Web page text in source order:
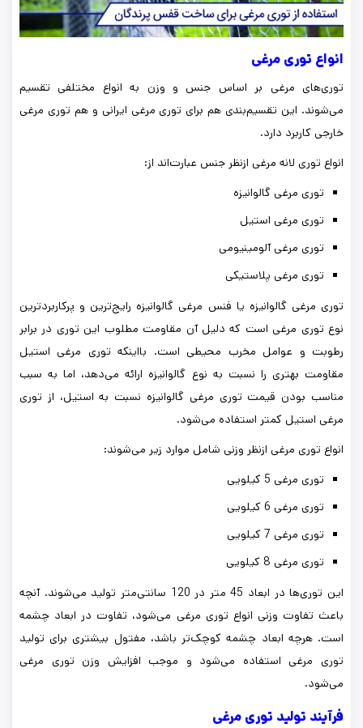
انواع توری مرغی
توری‌های مرغی بر اساس جنس و وزن به انواع مختلفی تقسیم
می‌شوند. این تقسیم‌بندی هم برای توری مرغی ایرانی و هم توری مرغی
خارجی کاربرد دارد.
انواع توری لانه مرغی ازنظر جنس عبارت‌اند از:
توری مرغی گالوانیزه
توری مرغی استیل
توری مرغی آلومینیومی
توری مرغی پلاستیکی
توری مرغی گالوانیزه یا فنس مرغی گالوانیزه رایج‌ترین و پرکاربردترین
نوع توری مرغی است که دلیل آن مقاومت مطلوب این توری در برابر
رطوبت و عوامل مخرب محیطی است. بااینکه توری مرغی استیل
مقاومت بهتری را نسبت به نوع گالوانیزه ارائه می‌دهد، اما به سبب
مناسب بودن قیمت توری مرغی گالوانیزه نسبت به استیل، از توری
مرغی استیل کمتر استفاده می‌شود.
انواع توری مرغی ازنظر وزنی شامل موارد زیر می‌شوند:
توری مرغی 5 کیلویی
توری مرغی 6 کیلویی
توری مرغی 7 کیلویی
توری مرغی 8 کیلویی
این توری‌ها در ابعاد 45 متر در 120 سانتی‌متر تولید می‌شوند. آنچه
باعث تفاوت وزنی انواع توری مرغی می‌شود، تفاوت در ابعاد چشمه
است. هرچه ابعاد چشمه کوچک‌تر باشد، مفتول بیشتری برای تولید
توری مرغی استفاده می‌شود و موجب افزایش وزن توری مرغی
می‌شود.
فرآیند تولید توری مرغی